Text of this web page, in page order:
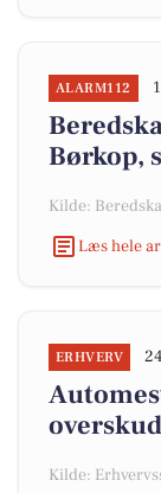
ALARM112
Børkop,
Kilde:
Læs hele
ERHVERV
Kilde: